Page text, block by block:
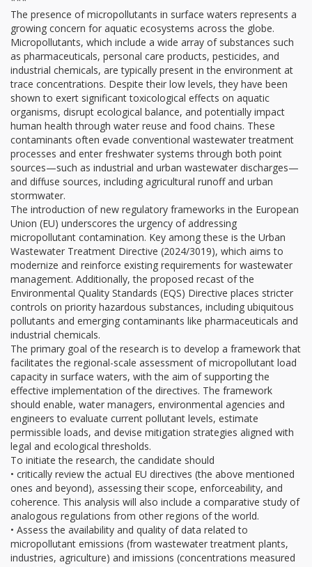
The presence of micropollutants in surface waters represents a
growing concern for aquatic ecosystems across the globe.
Micropollutants, which include a wide array of substances such
as pharmaceuticals, personal care products, pesticides, and
industrial chemicals, are typically present in the environment at
trace concentrations. Despite their low levels, they have been
shown to exert significant toxicological effects on aquatic
organisms, disrupt ecological balance, and potentially impact
human health through water reuse and food chains. These
contaminants often evade conventional wastewater treatment
processes and enter freshwater systems through both point
sources—such as industrial and urban wastewater discharges—
and diffuse sources, including agricultural runoff and urban
stormwater.
The introduction of new regulatory frameworks in the European
Union (EU) underscores the urgency of addressing
micropollutant contamination. Key among these is the Urban
Wastewater Treatment Directive (2024/3019), which aims to
modernize and reinforce existing requirements for wastewater
management. Additionally, the proposed recast of the
Environmental Quality Standards (EQS) Directive places stricter
controls on priority hazardous substances, including ubiquitous
pollutants and emerging contaminants like pharmaceuticals and
industrial chemicals.
The primary goal of the research is to develop a framework that
facilitates the regional-scale assessment of micropollutant load
capacity in surface waters, with the aim of supporting the
effective implementation of the directives. The framework
should enable, water managers, environmental agencies and
engineers to evaluate current pollutant levels, estimate
permissible loads, and devise mitigation strategies aligned with
legal and ecological thresholds.
To initiate the research, the candidate should
• critically review the actual EU directives (the above mentioned
ones and beyond), assessing their scope, enforceability, and
coherence. This analysis will also include a comparative study of
analogous regulations from other regions of the world.
• Assess the availability and quality of data related to
micropollutant emissions (from wastewater treatment plants,
industries, agriculture) and imissions (concentrations measured